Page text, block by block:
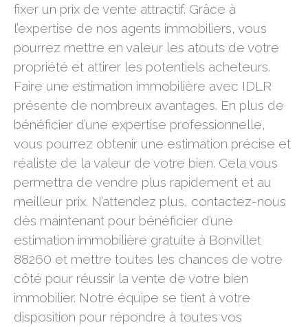
fixer un prix de vente attractif. Grâce à
l’expertise de nos agents immobiliers, vous
pourrez mettre en valeur les atouts de votre
propriété et attirer les potentiels acheteurs.
Faire une estimation immobilière avec IDLR
présente de nombreux avantages. En plus de
bénéficier d’une expertise professionnelle,
vous pourrez obtenir une estimation précise et
réaliste de la valeur de votre bien. Cela vous
permettra de vendre plus rapidement et au
meilleur prix. N’attendez plus, contactez-nous
dès maintenant pour bénéficier d’une
estimation immobilière gratuite à Bonvillet
88260 et mettre toutes les chances de votre
côté pour réussir la vente de votre bien
immobilier. Notre équipe se tient à votre
disposition pour répondre à toutes vos